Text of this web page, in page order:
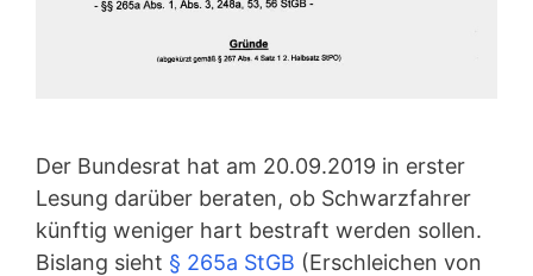
Der Bundesrat hat am 20.09.2019 in erster
Lesung darüber beraten, ob Schwarzfahrer
künftig weniger hart bestraft werden sollen.
Bislang sieht § 265a StGB (Erschleichen von